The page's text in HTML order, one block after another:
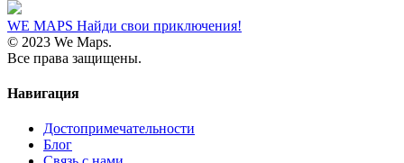
WE MAPS Найди свои приключения!
© 2023 We Maps.
Все права защищены.
Навигация
Достопримечательности
Блог